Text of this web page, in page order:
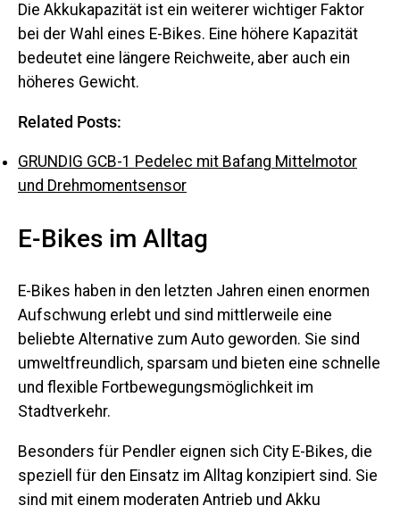
Die Akkukapazität ist ein weiterer wichtiger Faktor
bei der Wahl eines E-Bikes. Eine höhere Kapazität
bedeutet eine längere Reichweite, aber auch ein
höheres Gewicht.
Related Posts:
GRUNDIG GCB-1 Pedelec mit Bafang Mittelmotor
und Drehmomentsensor
E-Bikes im Alltag
E-Bikes haben in den letzten Jahren einen enormen
Aufschwung erlebt und sind mittlerweile eine
beliebte Alternative zum Auto geworden. Sie sind
umweltfreundlich, sparsam und bieten eine schnelle
und flexible Fortbewegungsmöglichkeit im
Stadtverkehr.
Besonders für Pendler eignen sich City E-Bikes, die
speziell für den Einsatz im Alltag konzipiert sind. Sie
sind mit einem moderaten Antrieb und Akku